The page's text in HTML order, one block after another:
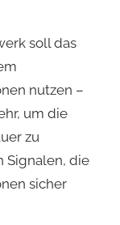
soll das
nutzen –
um die
zu
Signalen, die
sicher